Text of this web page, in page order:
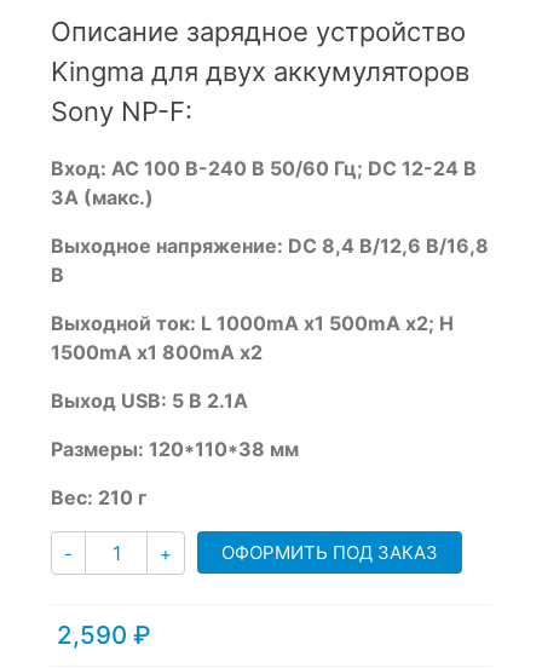
out
of
based
customer
Описание зарядное устройство
Kingma для двух аккумуляторов
Sony NP-F:
Вход: AC 100 В-240 В 50/60 Гц; DC 12-24 В
3A (макс.)
Выходное напряжение: DC 8,4 В/12,6 В/16,8
В
Выходной ток: L 1000mA x1 500mA x2; H
1500mA x1 800mA x2
Выход USB: 5 В 2.1A
Размеры: 120*110*38 мм
Вес: 210 г
- Количество
+ ОФОРМИТЬ ПОД ЗАКАЗ
2,590 ₽